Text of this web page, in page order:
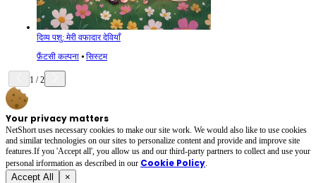
दिव्य पशु: मेरी वफादार देवियाँ
फ़ैंटसी कल्पना ⦁ सिस्टम
1 /2
Your privacy matters
NetShort uses necessary cookies to make our site work. We would also like to use cookies
and similar technologies on our sites to personalize content and provide and improve site
features.If you 'Accept all', you allow us and our third-party partners to collect and use your
personal irformation as described in our Cookie Policy.
Accept All ×